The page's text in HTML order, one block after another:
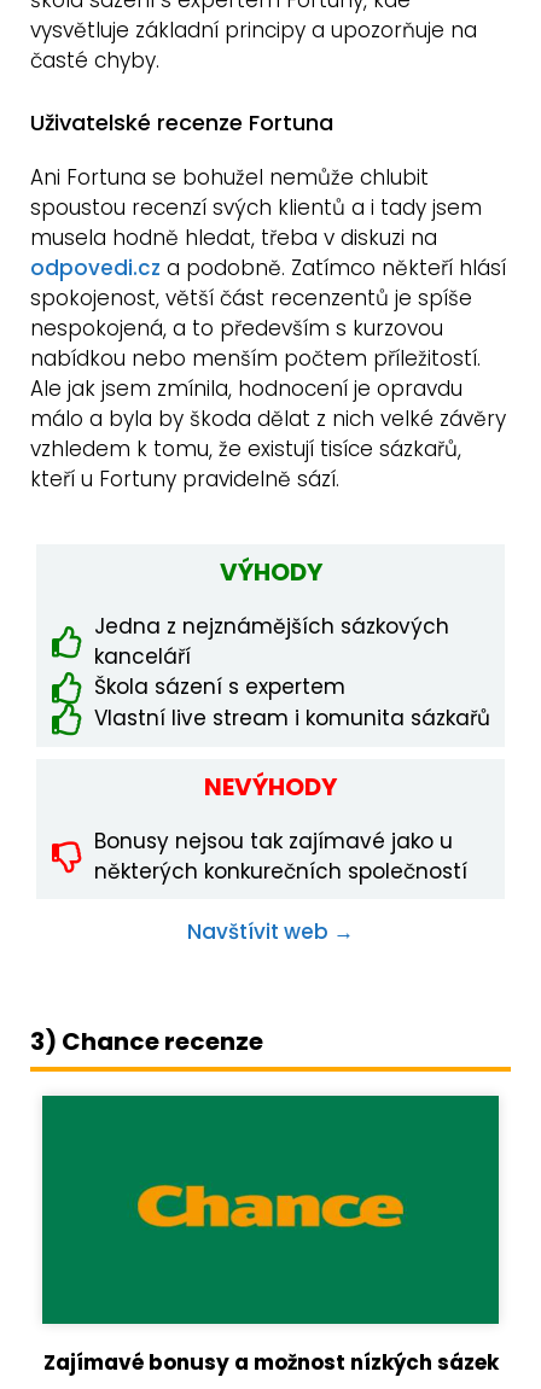
vysvětluje základní principy a upozorňuje na
časté chyby.
Uživatelské recenze Fortuna
Ani Fortuna se bohužel nemůže chlubit
spoustou recenzí svých klientů a i tady jsem
musela hodně hledat, třeba v diskuzi na
odpovedi.cz a podobně. Zatímco někteří hlásí
spokojenost, větší část recenzentů je spíše
nespokojená, a to především s kurzovou
nabídkou nebo menším počtem příležitostí.
Ale jak jsem zmínila, hodnocení je opravdu
málo a byla by škoda dělat z nich velké závěry
vzhledem k tomu, že existují tisíce sázkařů,
kteří u Fortuny pravidelně sází.
VÝHODY
Jedna z nejznámějších sázkových
kanceláří
Škola sázení s expertem
Vlastní live stream i komunita sázkařů
NEVÝHODY
Bonusy nejsou tak zajímavé jako u
některých konkurečních společností
Navštívit web →
3) Chance recenze
Zajímavé bonusy a možnost nízkých sázek